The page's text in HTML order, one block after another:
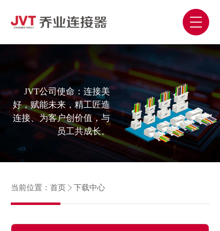
JVT公司使命：连接美
好，赋能未来，精工匠造
连接、为客户创价值，与
员工共成长。
当前位置：首页 下载中心